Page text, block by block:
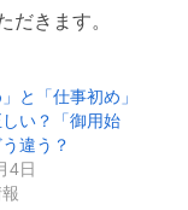
だきます。
」と「仕事初め」
い？「御用始
違う？
4日